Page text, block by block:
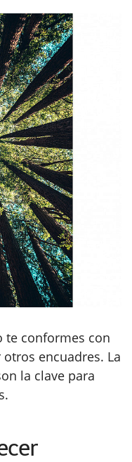
te conformes con
encuadres. La
la clave para